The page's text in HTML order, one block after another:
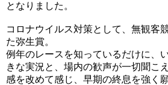
となりました。
コロナウイルス対策として、無観客
た弥生賞。
例年のレースを知っているだけに、
きな実況と、場内の歓声が一切聞こ
感を改めて感じ、早期の終息を強く